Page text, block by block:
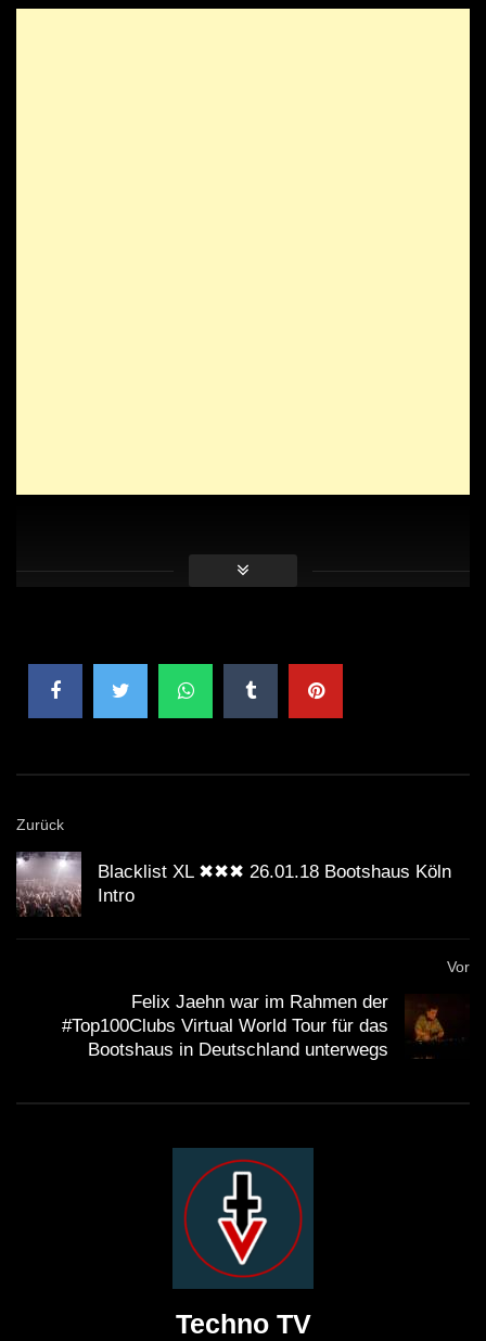
Zurück
Blacklist XL ✖✖✖ 26.01.18 Bootshaus Köln
Intro
Vor
Felix Jaehn war im Rahmen der
#Top100Clubs Virtual World Tour für das
Bootshaus in Deutschland unterwegs
Techno TV